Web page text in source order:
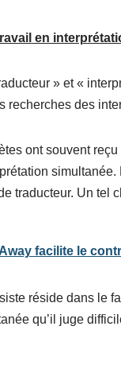
en
» et «
recherches des
ont souvent
traducteur. Un tel
facilite le
réside dans le
qu’il juge